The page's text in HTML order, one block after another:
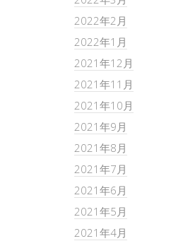
2022年2月
2022年1月
2021年12月
2021年11月
2021年10月
2021年9月
2021年8月
2021年7月
2021年6月
2021年5月
2021年4月